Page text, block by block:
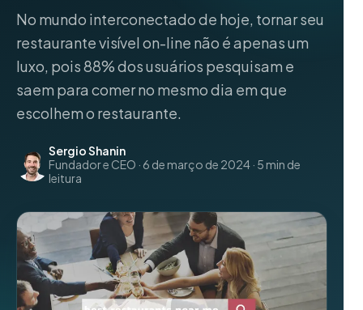
No mundo interconectado de hoje, tornar seu
restaurante visível on-line não é apenas um
luxo, pois 88% dos usuários pesquisam e
saem para comer no mesmo dia em que
escolhem o restaurante.
Sergio Shanin
Fundador e CEO · 6 de março de 2024 · 5 min de
leitura